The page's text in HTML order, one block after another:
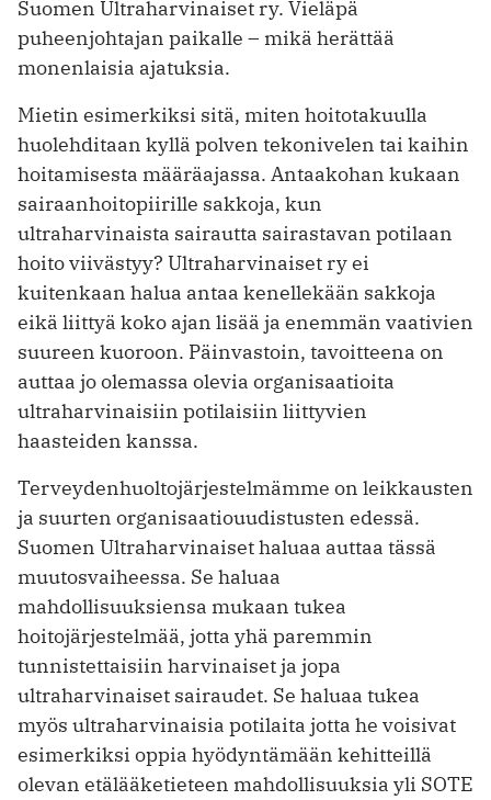
Suomen Ultraharvinaiset ry. Vieläpä
puheenjohtajan paikalle – mikä herättää
monenlaisia ajatuksia.
Mietin esimerkiksi sitä, miten hoitotakuulla
huolehditaan kyllä polven tekonivelen tai kaihin
hoitamisesta määräajassa. Antaakohan kukaan
sairaanhoitopiirille sakkoja, kun
ultraharvinaista sairautta sairastavan potilaan
hoito viivästyy? Ultraharvinaiset ry ei
kuitenkaan halua antaa kenellekään sakkoja
eikä liittyä koko ajan lisää ja enemmän vaativien
suureen kuoroon. Päinvastoin, tavoitteena on
auttaa jo olemassa olevia organisaatioita
ultraharvinaisiin potilaisiin liittyvien
haasteiden kanssa.
Terveydenhuoltojärjestelmämme on leikkausten
ja suurten organisaatiouudistusten edessä.
Suomen Ultraharvinaiset haluaa auttaa tässä
muutosvaiheessa. Se haluaa
mahdollisuuksiensa mukaan tukea
hoitojärjestelmää, jotta yhä paremmin
tunnistettaisiin harvinaiset ja jopa
ultraharvinaiset sairaudet. Se haluaa tukea
myös ultraharvinaisia potilaita jotta he voisivat
esimerkiksi oppia hyödyntämään kehitteillä
olevan etälääketieteen mahdollisuuksia yli SOTE